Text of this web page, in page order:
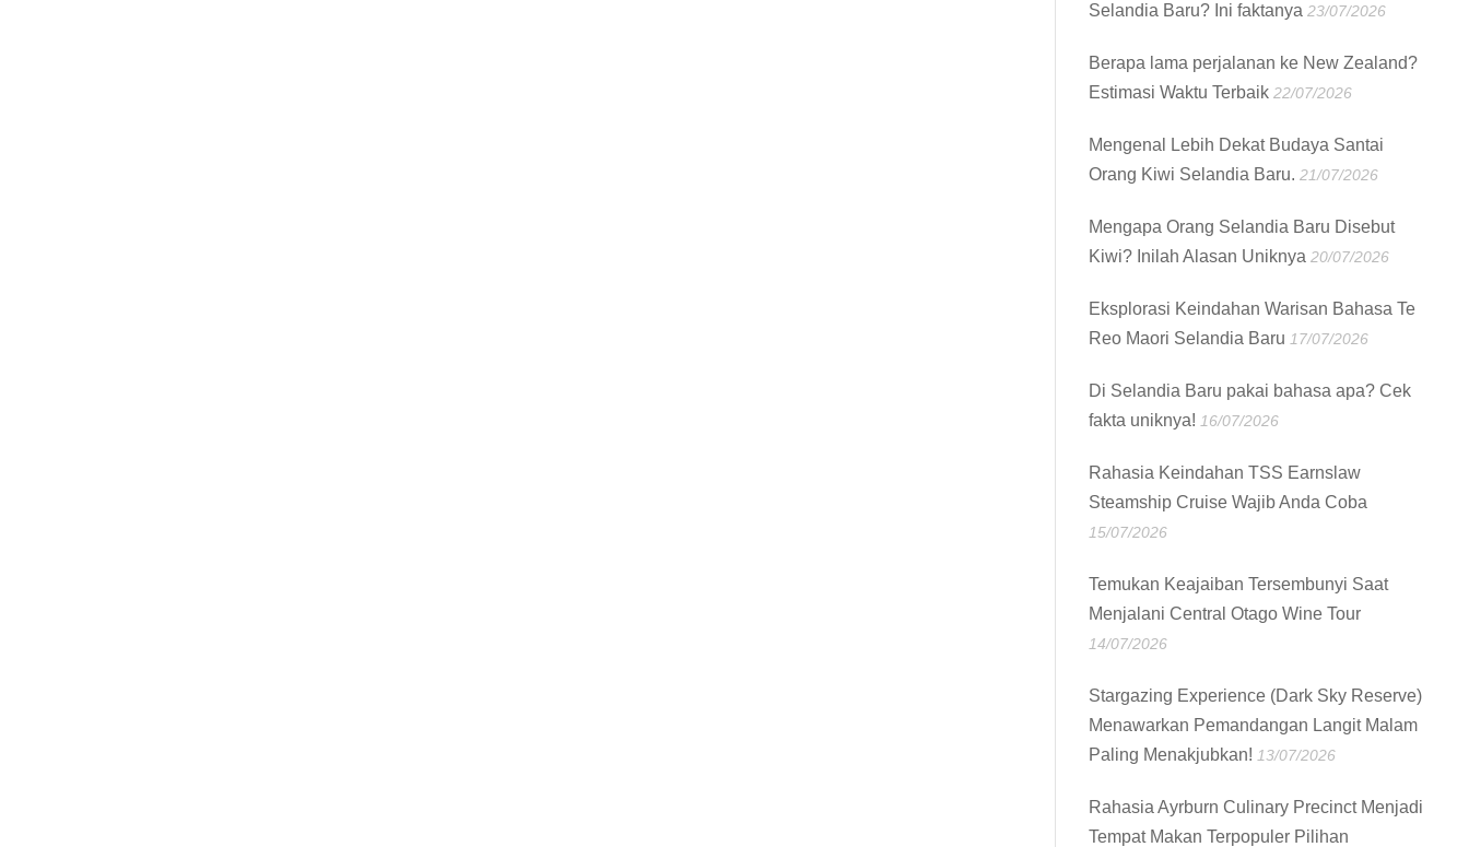
Selandia Baru? Ini faktanya 23/07/2026
Berapa lama perjalanan ke New Zealand?
Estimasi Waktu Terbaik 22/07/2026
Mengenal Lebih Dekat Budaya Santai
Orang Kiwi Selandia Baru. 21/07/2026
Mengapa Orang Selandia Baru Disebut
Kiwi? Inilah Alasan Uniknya 20/07/2026
Eksplorasi Keindahan Warisan Bahasa Te
Reo Maori Selandia Baru 17/07/2026
Di Selandia Baru pakai bahasa apa? Cek
fakta uniknya! 16/07/2026
Rahasia Keindahan TSS Earnslaw
Steamship Cruise Wajib Anda Coba
15/07/2026
Temukan Keajaiban Tersembunyi Saat
Menjalani Central Otago Wine Tour
14/07/2026
Stargazing Experience (Dark Sky Reserve)
Menawarkan Pemandangan Langit Malam
Paling Menakjubkan! 13/07/2026
Rahasia Ayrburn Culinary Precinct Menjadi
Tempat Makan Terpopuler Pilihan